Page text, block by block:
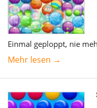
Einmal geploppt, nie
Mehr lesen →